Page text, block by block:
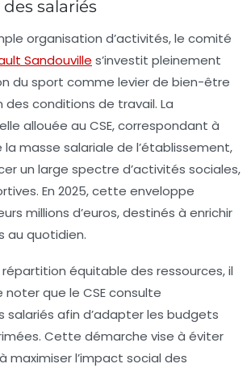
salariés
organisation d’activités, le comité
Sandouville s’investit pleinement
du sport comme levier de bien-être
des conditions de travail. La
allouée au CSE, correspondant à
la masse salariale de l’établissement,
un large spectre d’activités sociales,
En 2025, cette enveloppe
millions d’euros, destinés à enrichir
au quotidien.
répartition équitable des ressources, il
que le CSE consulte
salariés afin d’adapter les budgets
Cette démarche vise à éviter
maximiser l’impact social des